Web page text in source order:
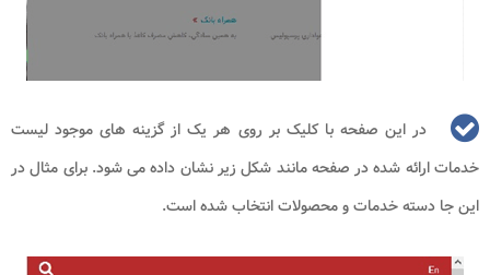
در این صفحه با کلیک بر روی هر یک از گزینه های موجود لیست
خدمات ارائه شده در صفحه مانند شکل زیر نشان داده می شود. برای مثال در
این جا دسته خدمات و محصولات انتخاب شده است.